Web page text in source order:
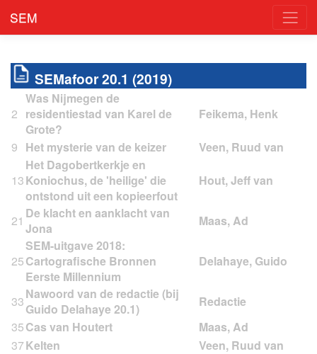
SEM
SEMafoor 20.1 (2019)
2
Was Nijmegen de
residentiestad van Karel de
Grote?
9 Het mysterie van de keizer
13
Het Dagobertkerkje en
Koniochus, de 'heilige' die
ontstond uit een kopieerfout
21 De klacht en aanklacht van
Jona
25
SEM-uitgave 2018:
Cartografische Bronnen
Eerste Millennium
33Nawoord van de redactie (bij
Guido Delahaye 20.1)
35Cas van Houtert
37Kelten